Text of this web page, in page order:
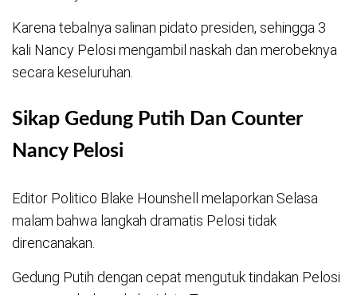
Karena tebalnya salinan pidato presiden, sehingga 3
kali Nancy Pelosi mengambil naskah dan merobeknya
secara keseluruhan.
Sikap Gedung Putih Dan Counter
Nancy Pelosi
Editor Politico Blake Hounshell melaporkan Selasa
malam bahwa langkah dramatis Pelosi tidak
direncanakan.
Gedung Putih dengan cepat mengutuk tindakan Pelosi